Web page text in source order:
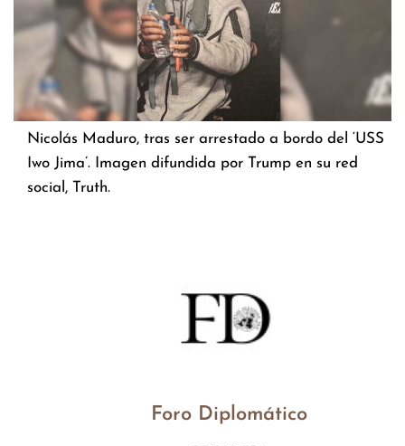
Nicolás Maduro, tras ser arrestado a bordo del ‘USS
Iwo Jima’. Imagen difundida por Trump en su red
social, Truth.
Foro Diplomático